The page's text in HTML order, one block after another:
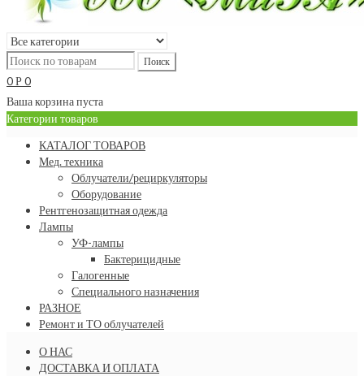
0 Р 0
Ваша корзина пуста
Категории товаров
КАТАЛОГ ТОВАРОВ
Мед. техника
Облучатели/рециркуляторы
Оборудование
Рентгенозащитная одежда
Лампы
УФ-лампы
Бактерицидные
Галогенные
Специального назначения
РАЗНОЕ
Ремонт и ТО облучателей
О НАС
ДОСТАВКА И ОПЛАТА